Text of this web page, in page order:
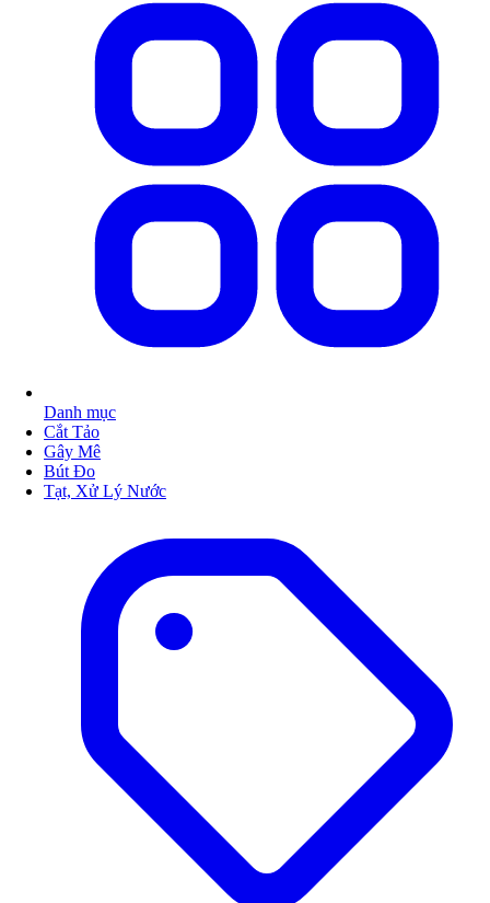
Danh mục
Cắt Tảo
Gây Mê
Bút Đo
Tạt, Xử Lý Nước